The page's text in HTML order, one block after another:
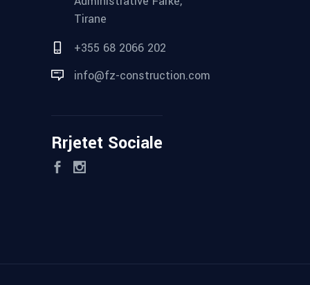
Tirane
+355 68 2066 202
info@fz-construction.com
Rrjetet Sociale